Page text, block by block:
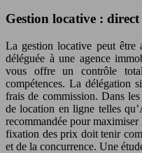
Gestion locative : direct
La gestion locative peut être
déléguée à une agence
vous offre un contrôle
compétences. La délégation
frais de commission. Dans
de location en ligne telles
recommandée pour
fixation des prix doit tenir
et de la concurrence. Une